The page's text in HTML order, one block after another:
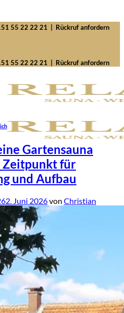
55 22 22 21 Rückruf anfordern
55 22 22 21 Rückruf anfordern
Gartensauna
Zeitpunkt für
und Aufbau
2. Juni 2026von Christian